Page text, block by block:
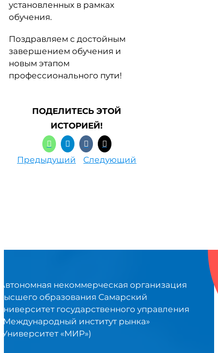
установленных в рамках
обучения.
Поздравляем с достойным
завершением обучения и
новым этапом
профессионального пути!
ПОДЕЛИТЕСЬ ЭТОЙ
ИСТОРИЕЙ!
Предыдущий Следующий
некоммерческая организация
образования Самарский
государственного управления
институт рынка»
«МИР»)